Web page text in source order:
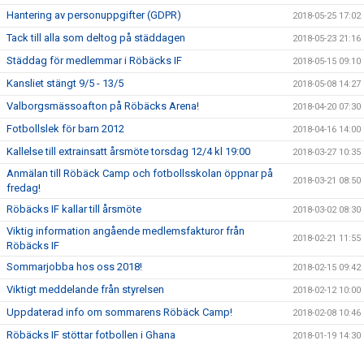
Hantering av personuppgifter (GDPR) 2018-05-25 17:02
Tack till alla som deltog på städdagen 2018-05-23 21:16
Städdag för medlemmar i Röbäcks IF 2018-05-15 09:10
Kansliet stängt 9/5 - 13/5 2018-05-08 14:27
Valborgsmässoafton på Röbäcks Arena! 2018-04-20 07:30
Fotbollslek för barn 2012 2018-04-16 14:00
Kallelse till extrainsatt årsmöte torsdag 12/4 kl 19:00 2018-03-27 10:35
Anmälan till Röbäck Camp och fotbollsskolan öppnar på
fredag!
2018-03-21 08:50
Röbäcks IF kallar till årsmöte 2018-03-02 08:30
Viktig information angående medlemsfakturor från
Röbäcks IF
2018-02-21 11:55
Sommarjobba hos oss 2018! 2018-02-15 09:42
Viktigt meddelande från styrelsen 2018-02-12 10:00
Uppdaterad info om sommarens Röbäck Camp! 2018-02-08 10:46
Röbäcks IF stöttar fotbollen i Ghana 2018-01-19 14:30